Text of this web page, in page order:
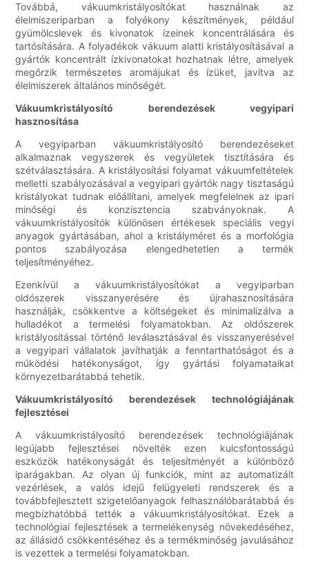
Továbbá, vákuumkristályosítókat használnak az
élelmiszeriparban a folyékony készítmények, például
gyümölcslevek és kivonatok ízeinek koncentrálására és
tartósítására. A folyadékok vákuum alatti kristályosításával a
gyártók koncentrált ízkivonatokat hozhatnak létre, amelyek
megőrzik természetes aromájukat és ízüket, javítva az
élelmiszerek általános minőségét.
Vákuumkristályosító berendezések vegyipari
hasznosítása
A vegyiparban vákuumkristályosító berendezéseket
alkalmaznak vegyszerek és vegyületek tisztítására és
szétválasztására. A kristályosítási folyamat vákuumfeltételek
melletti szabályozásával a vegyipari gyártók nagy tisztaságú
kristályokat tudnak előállítani, amelyek megfelelnek az ipari
minőségi és konzisztencia szabványoknak. A
vákuumkristályosítók különösen értékesek speciális vegyi
anyagok gyártásában, ahol a kristályméret és a morfológia
pontos szabályozása elengedhetetlen a termék
teljesítményéhez.
Ezenkívül a vákuumkristályosítókat a vegyiparban
oldószerek visszanyerésére és újrahasznosítására
használják, csökkentve a költségeket és minimalizálva a
hulladékot a termelési folyamatokban. Az oldószerek
kristályosítással történő leválasztásával és visszanyerésével
a vegyipari vállalatok javíthatják a fenntarthatóságot és a
működési hatékonyságot, így gyártási folyamataikat
környezetbarátabbá tehetik.
Vákuumkristályosító berendezések technológiájának
fejlesztései
A vákuumkristályosító berendezések technológiájának
legújabb fejlesztései növelték ezen kulcsfontosságú
eszközök hatékonyságát és teljesítményét a különböző
iparágakban. Az olyan új funkciók, mint az automatizált
vezérlések, a valós idejű felügyeleti rendszerek és a
továbbfejlesztett szigetelőanyagok felhasználóbarátabbá és
megbízhatóbbá tették a vákuumkristályosítókat. Ezek a
technológiai fejlesztések a termelékenység növekedéséhez,
az állásidő csökkentéséhez és a termékminőség javulásához
is vezettek a termelési folyamatokban.